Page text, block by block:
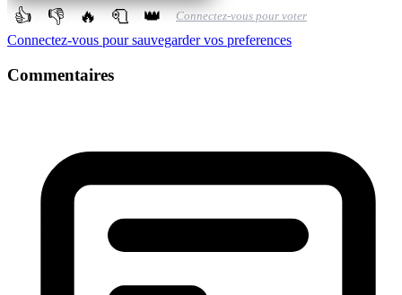
👍 👎 🔥 🧻 👑 Connectez-vous pour voter
Connectez-vous pour sauvegarder vos preferences
Commentaires